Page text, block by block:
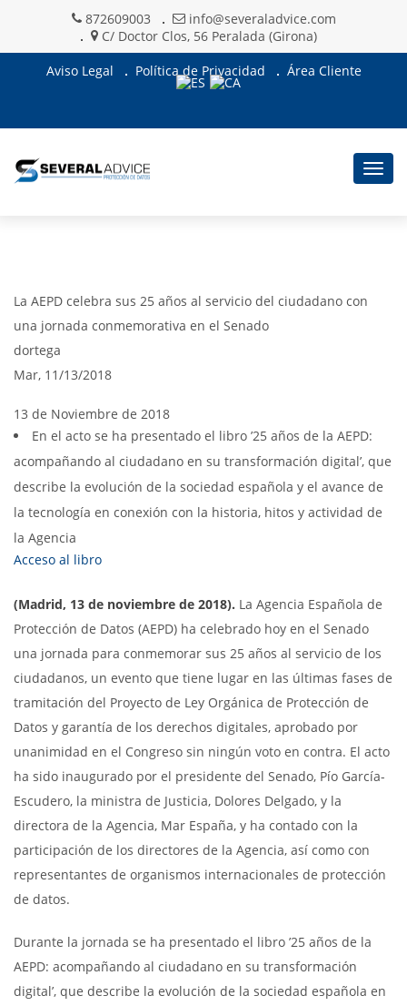
872609003
info@severaladvice.com
C/ Doctor Clos, 56 Peralada (Girona)
Aviso Legal
Política de Privacidad Área Cliente
La AEPD celebra sus 25 años al servicio del ciudadano con
una jornada conmemorativa en el Senado
dortega
Mar, 11/13/2018
13 de Noviembre de 2018
En el acto se ha presentado el libro ’25 años de la AEPD:
acompañando al ciudadano en su transformación digital’, que
describe la evolución de la sociedad española y el avance de
la tecnología en conexión con la historia, hitos y actividad de
la Agencia
Acceso al libro
(Madrid, 13 de noviembre de 2018). La Agencia Española de
Protección de Datos (AEPD) ha celebrado hoy en el Senado
una jornada para conmemorar sus 25 años al servicio de los
ciudadanos, un evento que tiene lugar en las últimas fases de
tramitación del Proyecto de Ley Orgánica de Protección de
Datos y garantía de los derechos digitales, aprobado por
unanimidad en el Congreso sin ningún voto en contra. El acto
ha sido inaugurado por el presidente del Senado, Pío García-
Escudero, la ministra de Justicia, Dolores Delgado, y la
directora de la Agencia, Mar España, y ha contado con la
participación de los directores de la Agencia, así como con
representantes de organismos internacionales de protección
de datos.
Durante la jornada se ha presentado el libro ’25 años de la
AEPD: acompañando al ciudadano en su transformación
digital’, que describe la evolución de la sociedad española en